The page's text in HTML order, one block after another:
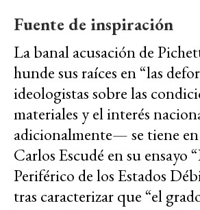
Fuente de inspiración
La banal acusación de
hunde sus raíces en “las
ideologistas sobre las
materiales y el interés
adicionalmente— se tiene
Carlos Escudé en su ensayo
Periférico de los Estados
tras caracterizar que “el